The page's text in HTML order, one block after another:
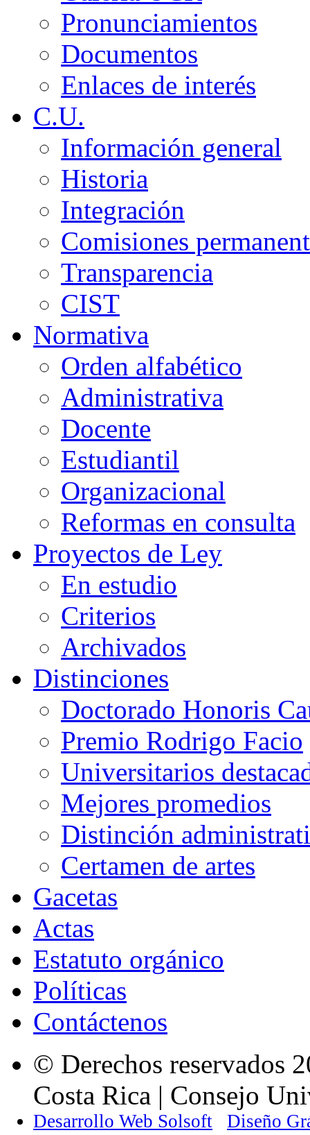
Pronunciamientos
Documentos
Enlaces de interés
C.U.
Información general
Historia
Integración
Comisiones
Transparencia
CIST
Normativa
Orden alfabético
Administrativa
Docente
Estudiantil
Organizacional
Reformas en consulta
Proyectos de Ley
En estudio
Criterios
Archivados
Distinciones
Doctorado Honoris
Premio Rodrigo Facio
Universitarios
Mejores promedios
Distinción
Certamen de artes
Gacetas
Actas
Estatuto orgánico
Políticas
Contáctenos
© Derechos reservados
Costa Rica | Consejo
Desarrollo Web Solsoft Diseño